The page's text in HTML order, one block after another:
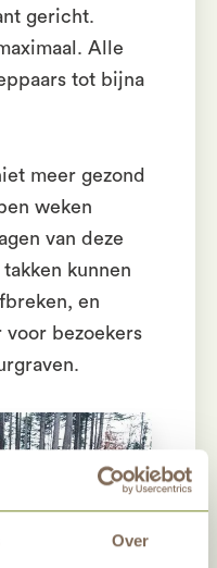
Over
gericht.
Alle
tot bijna
meer gezond
weken
van deze
kunnen
en
voor bezoekers